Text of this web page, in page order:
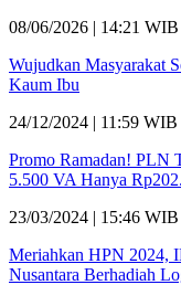
08/06/2026 | 14:21 WIB
Wujudkan Masyarakat
Kaum Ibu
24/12/2024 | 11:59 WIB
Promo Ramadan! PLN
5.500 VA Hanya
23/03/2024 | 15:46 WIB
Meriahkan HPN 2024,
Nusantara Berhadiah